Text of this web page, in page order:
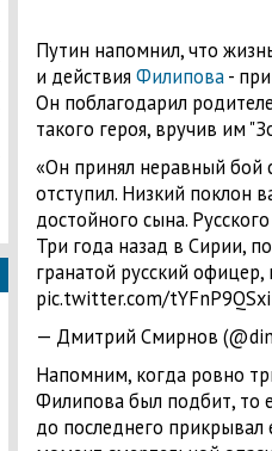
Путин напомнил, что
и действия Филипова-
Он поблагодарил
такого героя, вручив им
«Он принял неравный бой
отступил. Низкий поклон
достойного сына.
Три года назад в Сирии,
гранатой русский
pic.twitter.com/tYFnP9QSxi
— Дмитрий Смирнов
Напомним, когда ровно
Филипова был подбит, то
до последнего